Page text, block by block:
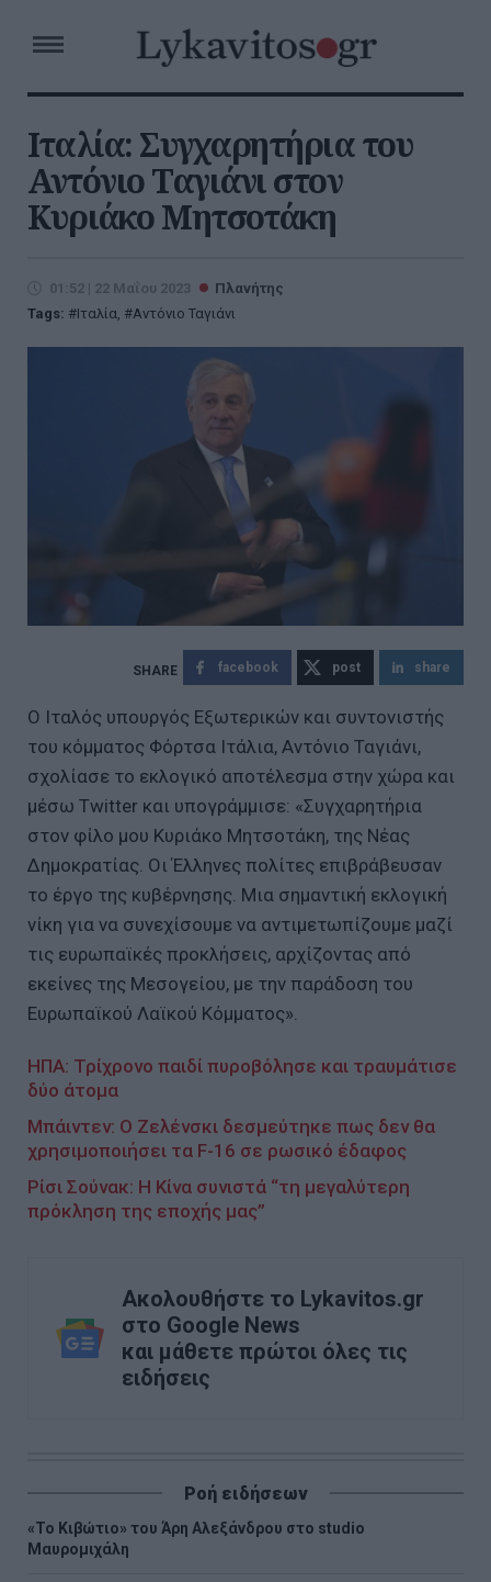
Ιταλία: Συγχαρητήρια του
Αντόνιο Ταγιάνι στον
Κυριάκο Μητσοτάκη
01:52 | 22 Μαΐου 2023
Πλανήτης
Tags:
Ιταλία, Αντόνιο Ταγιάνι
facebook post share
Ο Ιταλός υπουργός Εξωτερικών και συντονιστής
του κόμματος Φόρτσα Ιτάλια, Αντόνιο Ταγιάνι,
σχολίασε το εκλογικό αποτέλεσμα στην χώρα και
μέσω Twitter και υπογράμμισε: «Συγχαρητήρια
στον φίλο μου Κυριάκο Μητσοτάκη, της Νέας
Δημοκρατίας. Οι Έλληνες πολίτες επιβράβευσαν
το έργο της κυβέρνησης. Μια σημαντική εκλογική
νίκη για να συνεχίσουμε να αντιμετωπίζουμε μαζί
τις ευρωπαϊκές προκλήσεις, αρχίζοντας από
εκείνες της Μεσογείου, με την παράδοση του
Ευρωπαϊκού Λαϊκού Κόμματος».
ΗΠΑ: Τρίχρονο παιδί πυροβόλησε και τραυμάτισε
δύο άτομα
Μπάιντεν: Ο Ζελένσκι δεσμεύτηκε πως δεν θα
χρησιμοποιήσει τα F-16 σε ρωσικό έδαφος
Ρίσι Σούνακ: Η Κίνα συνιστά “τη μεγαλύτερη
πρόκληση της εποχής μας”
Ακολουθήστε το Lykavitos.gr
στο Google News
και μάθετε πρώτοι όλες τις
ειδήσεις
Ροή ειδήσεων
«Το Κιβώτιο» του Άρη Αλεξάνδρου στο studio
Μαυρομιχάλη